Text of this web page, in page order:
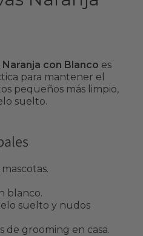
con Blanco es
para mantener el
pequeños más limpio,
suelto.
blanco.
suelto y nudos
de grooming en casa.